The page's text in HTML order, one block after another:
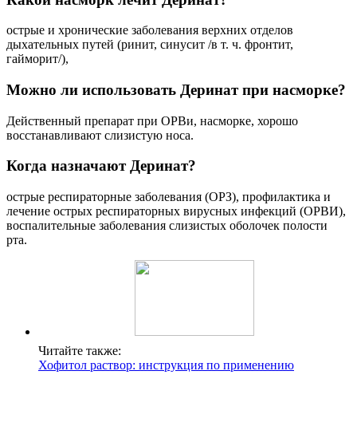
острые и хронические заболевания верхних отделов
дыхательных путей (ринит, синусит /в т. ч. фронтит,
гайморит/),
Можно ли использовать Деринат при насморке?
Действенный препарат при ОРВи, насморке, хорошо
восстанавливают слизистую носа.
Когда назначают Деринат?
острые респираторные заболевания (ОРЗ), профилактика и
лечение острых респираторных вирусных инфекций (ОРВИ),
воспалительные заболевания слизистых оболочек полости
рта.
Читайте также:
Хофитол раствор: инструкция по применению